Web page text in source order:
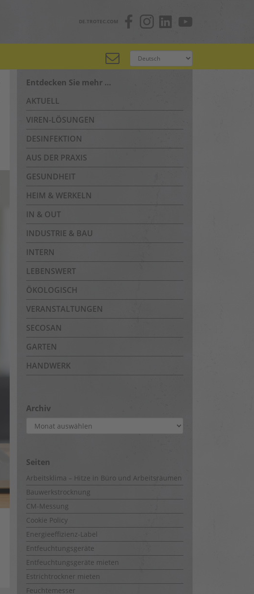
DE.TROTEC.COM
Entdecken Sie mehr …
AKTUELL
VIREN-LÖSUNGEN
DESINFEKTION
AUS DER PRAXIS
GESUNDHEIT
HEIM & WERKELN
IN & OUT
INDUSTRIE & BAU
INTERN
LEBENSWERT
ÖKOLOGISCH
VERANSTALTUNGEN
SECOSAN
GARTEN
HANDWERK
Archiv
Archiv
Seiten
Arbeitsklima – Hitze in Büro und Arbeitsräumen
Bauwerkstrocknung
CM-Messung
Cookie Policy
Energieeffizienz-Label
Entfeuchtungsgeräte
Entfeuchtungsgeräte mieten
Estrichtrockner mieten
Feuchtemesser